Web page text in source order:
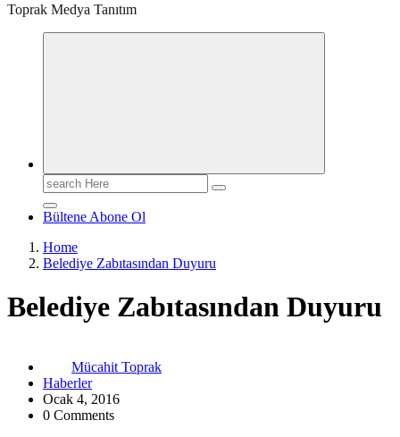
Toprak Medya Tanıtım
Search
for:
Bültene Abone Ol
Home
Belediye Zabıtasından Duyuru
Belediye Zabıtasından Duyuru
Mücahit Toprak
Haberler
Ocak 4, 2016
0 Comments